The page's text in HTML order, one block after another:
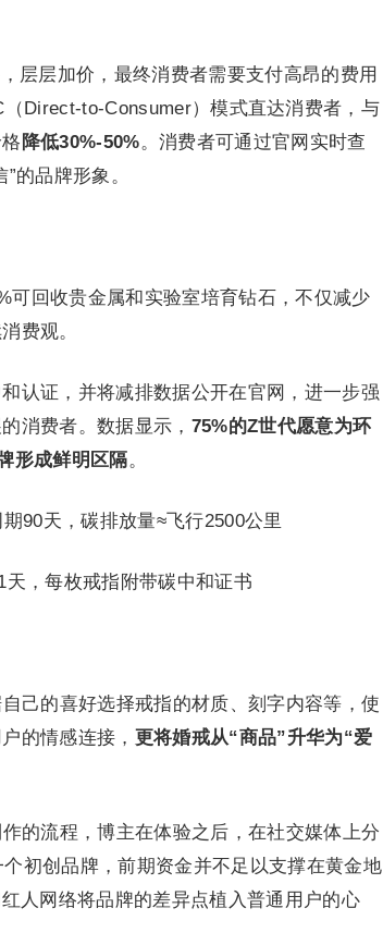
层层加价，最终消费者需要支付高昂的费用
Direct-to-Consumer）模式直达消费者，与
降低30%-50%。消费者可通过官网实时查
的品牌形象。
可回收贵金属和实验室培育钻石，不仅减少
费观。
认证，并将减排数据公开在官网，进一步强
消费者。数据显示， 75%的Z世代愿意为环
形成鲜明区隔。
90天，碳排放量≈飞行2500公里
天，每枚戒指附带碳中和证书
己的喜好选择戒指的材质、刻字内容等，使
的情感连接， 更将婚戒从“商品”升华为“爱
的流程，博主在体验之后，在社交媒体上分
初创品牌，前期资金并不足以支撑在黄金地
人网络将品牌的差异点植入普通用户的心